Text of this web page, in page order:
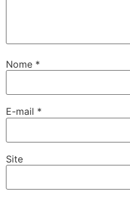
Nome *
E-mail *
Site